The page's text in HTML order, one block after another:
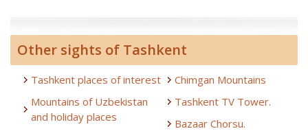
Other sights of Tashkent
Tashkent places of interest
Chimgan Mountains
Mountains of Uzbekistan
and holiday places
Tashkent TV Tower.
Bazaar Chorsu.